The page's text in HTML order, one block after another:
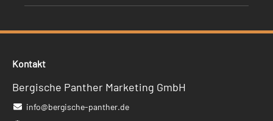
Kontakt
Bergische Panther Marketing GmbH
info@bergische-panther.de